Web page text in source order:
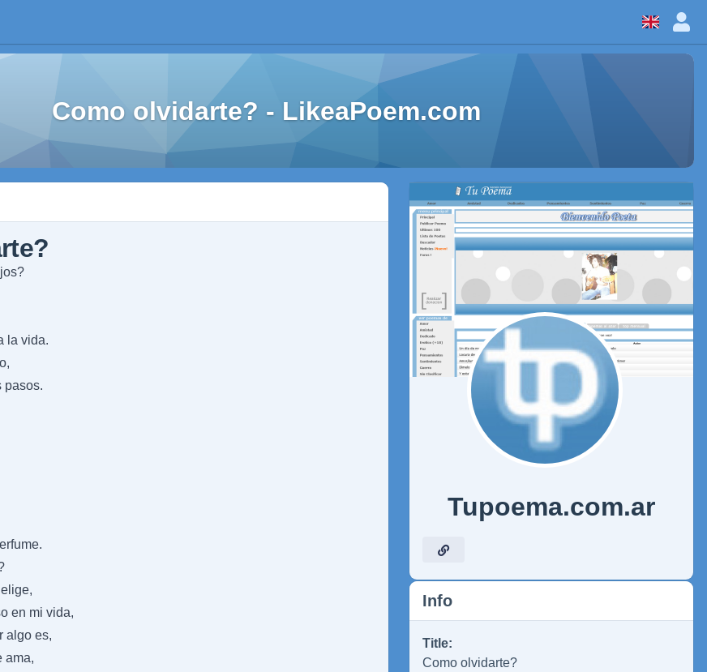
Como olvidarte? - LikeaPoem.com
la vida.
pasos.
en mi vida,
algo es,
ama,
Tupoema.com.ar
Info
Title:
Como olvidarte?